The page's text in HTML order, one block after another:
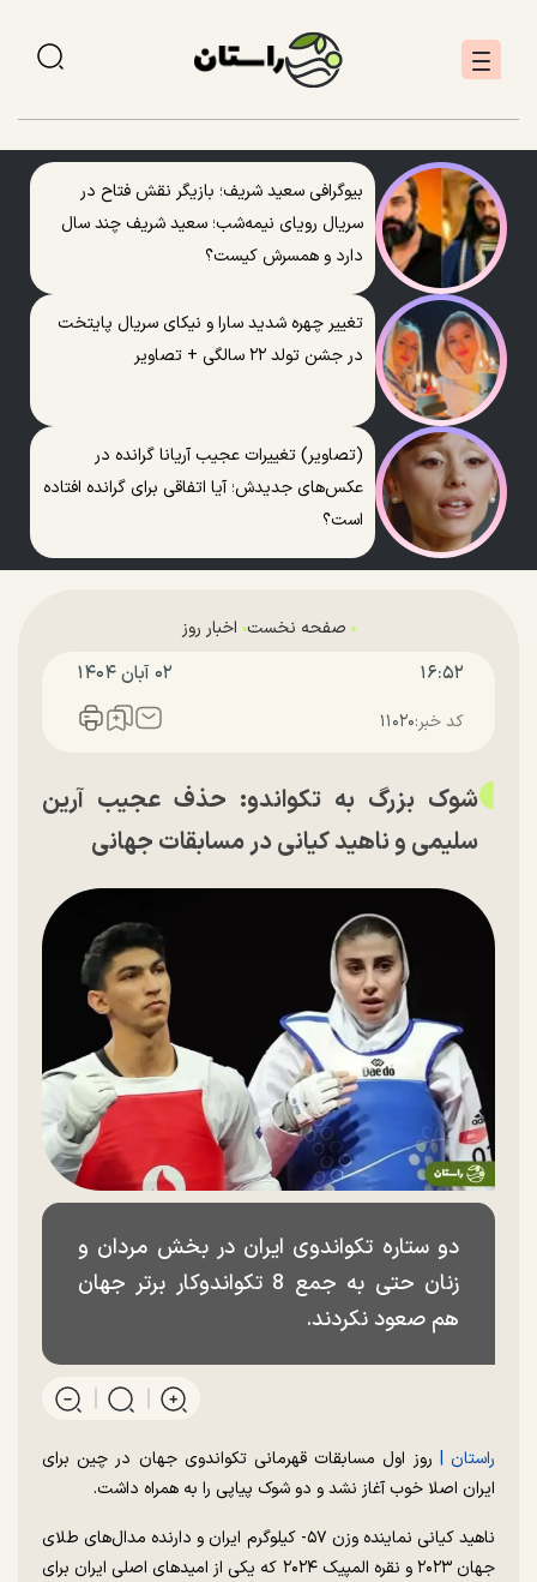
بیوگرافی سعید شریف؛ بازیگر نقش فتاح در
سریال رویای نیمه‌شب؛ سعید شریف چند سال
دارد و همسرش کیست؟
تغییر چهره شدید سارا و نیکای سریال پایتخت
در جشن تولد ۲۲ سالگی + تصاویر
(تصاویر) تغییرات عجیب آریانا گرانده در
عکس‌های جدیدش؛ آیا اتفاقی برای گرانده افتاده
است؟
صفحه نخست اخبار روز
۱۶:۵۲ ۰۲ آبان ۱۴۰۴
کد خبر:۱۱۰۲۰
شوک بزرگ به تکواندو: حذف عجیب آرین
سلیمی و ناهید کیانی در مسابقات جهانی
دو ستاره تکواندوی ایران در بخش مردان و
زنان حتی به جمع 8 تکواندوکار برتر جهان
هم صعود نکردند.
راستان | روز اول مسابقات قهرمانی تکواندوی جهان در چین برای
ایران اصلا خوب آغاز نشد و دو شوک پیاپی را به همراه داشت.
ناهید کیانی نماینده وزن ۵۷- کیلوگرم ایران و دارنده مدال‌های طلای
جهان ۲۰۲۳ و نقره المپیک ۲۰۲۴ که یکی از امیدهای اصلی ایران برای